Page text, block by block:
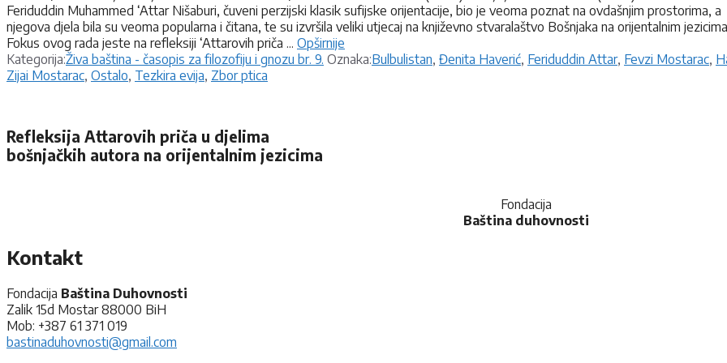
Feriduddin Muhammed ‘Attar Nišaburi, čuveni perzijski klasik sufijske orijentacije, bio je veoma poznat na ovdašnjim prostorima, a
njegova djela bila su veoma popularna i čitana, te su izvršila veliki utjecaj na književno stvaralaštvo Bošnjaka na orijentalnim
Fokus ovog rada jeste na refleksiji ‘Attarovih priča ... Opširnije
Kategorija:Kategorije
Živa baština - časopis za filozofiju i gnozu br. 9. Oznaka:Oznake
Bulbulistan, Đenita Haverić, Feriduddin Attar, Fevzi Mostarac,
Zijai Mostarac, Ostalo, Tezkira evija, Zbor ptica
Refleksija Attarovih priča u djelima
bošnjačkih autora na orijentalnim jezicima
Fondacija
Baština duhovnosti
Kontakt
Fondacija Baština Duhovnosti
Zalik 15d Mostar 88000 BiH
Mob: +387 61 371 019
bastinaduhovnosti@gmail.com